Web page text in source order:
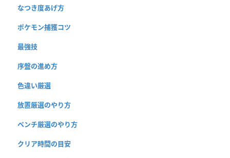
なつき度あげ方
ポケモン捕獲コツ
最強技
序盤の進め方
色違い厳選
放置厳選のやり方
ベンチ厳選のやり方
クリア時間の目安